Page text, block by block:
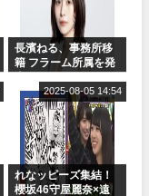
長濱ねる、事務所移
籍 フラーム所属を発
れなッピーズ集結！
櫻坂46守屋麗奈×遠
2025-08-05 14:54